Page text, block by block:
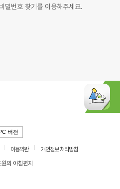
밀번호 찾기를 이용해주세요.
버전
이용약관
개인정보 처리방침
의 아침편지